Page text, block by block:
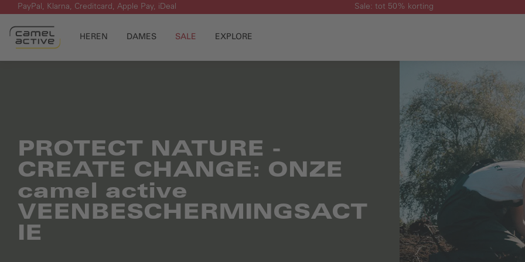
naar de hoofdinhoud
Ga naar de zoekopdracht
Ga naar de hoofdnavigatie
PayPal, Klarna, Creditcard, Apple Pay, iDeal Sale: tot 50% korting
HEREN DAMES SALE EXPLORE
PROTECT NATURE -
CREATE CHANGE: ONZE
camel active
VEENBESCHERMINGSACT
IE